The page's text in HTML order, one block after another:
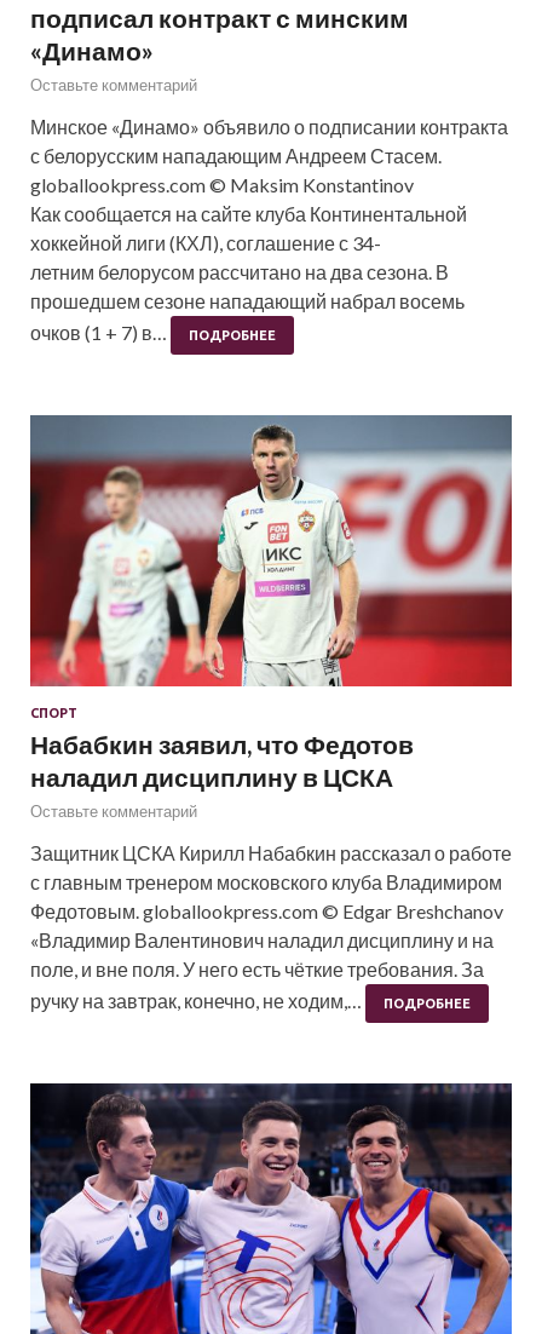
подписал контракт с минским
«Динамо»
Оставьте комментарий
Минское «Динамо» объявило о подписании контракта
с белорусским нападающим Андреем Стасем.
globallookpress.com © Maksim Konstantinov
Как сообщается на сайте клуба Континентальной
хоккейной лиги (КХЛ), соглашение с 34-
летним белорусом рассчитано на два сезона. В
прошедшем сезоне нападающий набрал восемь
очков (1 + 7) в…
ПОДРОБНЕЕ
СПОРТ
Набабкин заявил, что Федотов
наладил дисциплину в ЦСКА
Оставьте комментарий
Защитник ЦСКА Кирилл Набабкин рассказал о работе
с главным тренером московского клуба Владимиром
Федотовым. globallookpress.com © Edgar Breshchanov
«Владимир Валентинович наладил дисциплину и на
поле, и вне поля. У него есть чёткие требования. За
ручку на завтрак, конечно, не ходим,…
ПОДРОБНЕЕ